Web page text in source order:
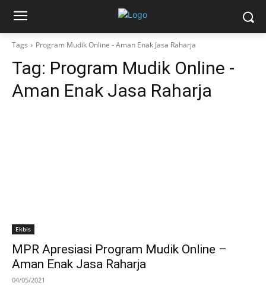
Tags Program Mudik Online - Aman Enak Jasa Raharja
Tag: Program Mudik Online -
Aman Enak Jasa Raharja
Ekbis
MPR Apresiasi Program Mudik Online –
Aman Enak Jasa Raharja
04/05/2021